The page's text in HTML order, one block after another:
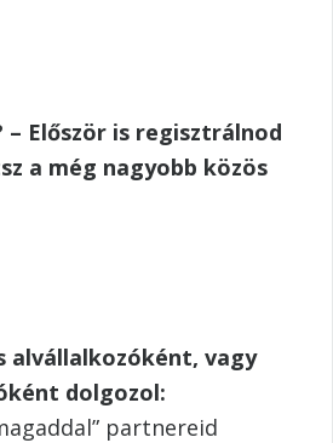
Először is regisztrálnod
a még nagyobb közös
alvállalkozóként, vagy
dolgozol:
partnereid